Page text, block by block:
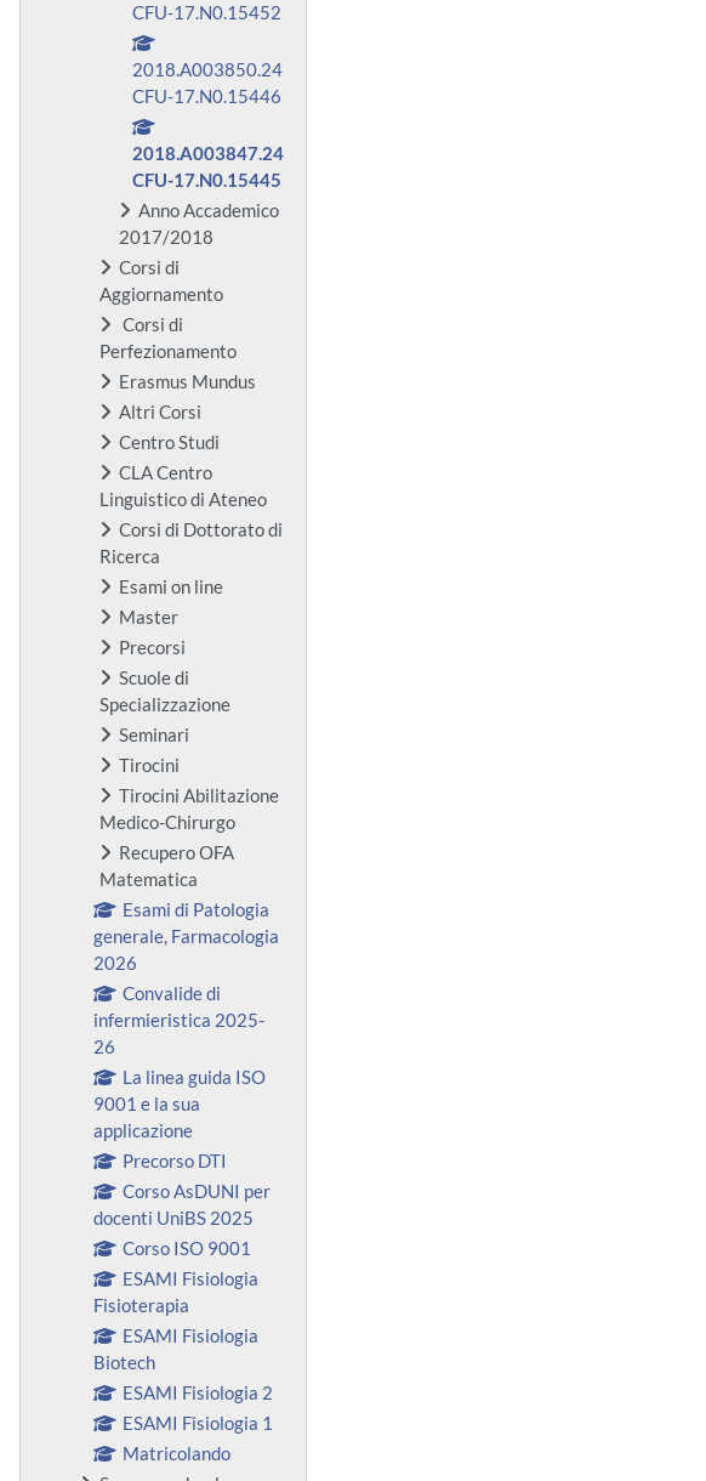
CFU-17.N0.15452
2018.A003850.24
CFU-17.N0.15446
2018.A003847.24
CFU-17.N0.15445
Anno Accademico
2017/2018
Corsi di
Aggiornamento
Corsi di
Perfezionamento
Erasmus Mundus
Altri Corsi
Centro Studi
CLA Centro
Linguistico di Ateneo
Corsi di Dottorato di
Ricerca
Esami on line
Master
Precorsi
Scuole di
Specializzazione
Seminari
Tirocini
Tirocini Abilitazione
Medico-Chirurgo
Recupero OFA
Matematica
Esami di Patologia
generale, Farmacologia
2026
Convalide di
infermieristica 2025-
26
La linea guida ISO
9001 e la sua
applicazione
Precorso DTI
Corso AsDUNI per
docenti UniBS 2025
Corso ISO 9001
ESAMI Fisiologia
Fisioterapia
ESAMI Fisiologia
Biotech
ESAMI Fisiologia 2
ESAMI Fisiologia 1
Matricolando